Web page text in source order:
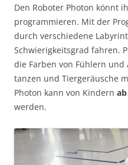
Den Roboter Photon könnt
programmieren. Mit der
durch verschiedene
Schwierigkeitsgrad fahren.
die Farben von Fühlern und
tanzen und Tiergeräusche
Photon kann von Kindern
werden.